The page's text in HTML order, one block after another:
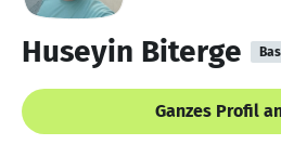
Huseyin Biterge
Ganzes Profil